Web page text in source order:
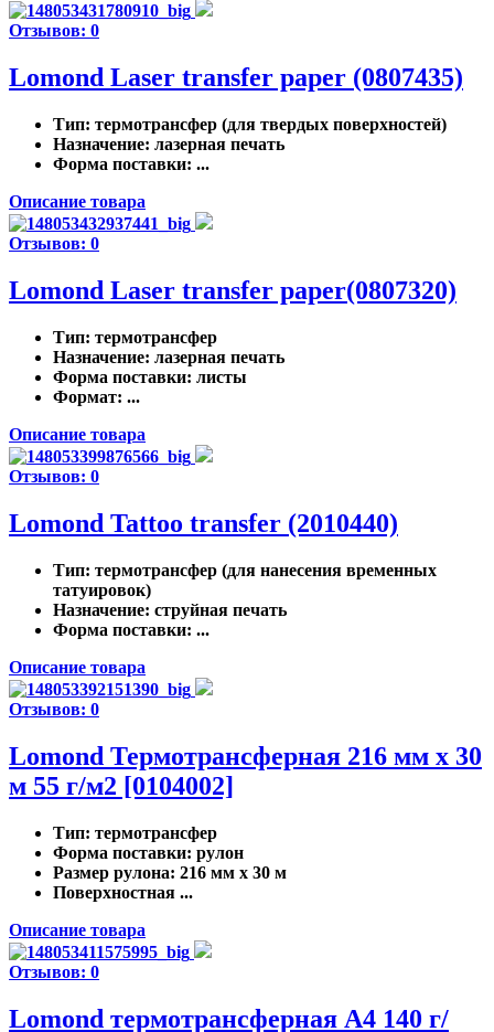
Отзывов: 0
Lomond Laser transfer paper (0807435)
Тип: термотрансфер (для твердых поверхностей)
Назначение: лазерная печать
Форма поставки: ...
Описание товара
Отзывов: 0
Lomond Laser transfer paper(0807320)
Тип: термотрансфер
Назначение: лазерная печать
Форма поставки: листы
Формат: ...
Описание товара
Отзывов: 0
Lomond Tattoo transfer (2010440)
Тип: термотрансфер (для нанесения временных
татуировок)
Назначение: струйная печать
Форма поставки: ...
Описание товара
Отзывов: 0
Lomond Термотрансферная 216 мм x 30
м 55 г/м2 [0104002]
Тип: термотрансфер
Форма поставки: рулон
Размер рулона: 216 мм x 30 м
Поверхностная ...
Описание товара
Отзывов: 0
Lomond термотрансферная А4 140 г/